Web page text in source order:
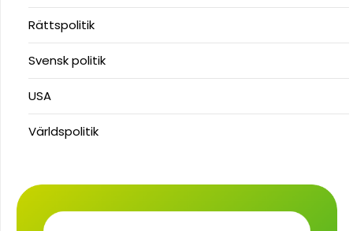
Rättspolitik
Svensk politik
USA
Världspolitik